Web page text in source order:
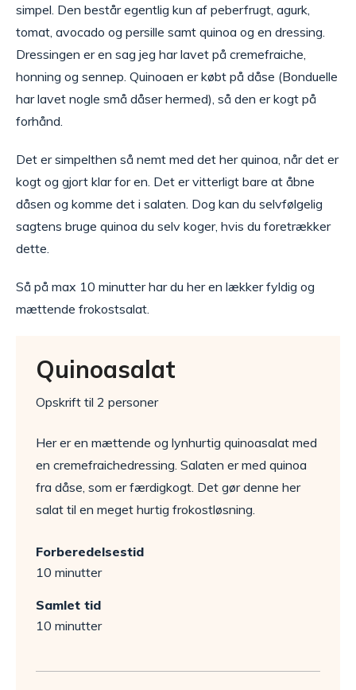
simpel. Den består egentlig kun af peberfrugt, agurk,
tomat, avocado og persille samt quinoa og en dressing.
Dressingen er en sag jeg har lavet på cremefraiche,
honning og sennep. Quinoaen er købt på dåse (Bonduelle
har lavet nogle små dåser hermed), så den er kogt på
forhånd.
Det er simpelthen så nemt med det her quinoa, når det er
kogt og gjort klar for en. Det er vitterligt bare at åbne
dåsen og komme det i salaten. Dog kan du selvfølgelig
sagtens bruge quinoa du selv koger, hvis du foretrækker
dette.
Så på max 10 minutter har du her en lækker fyldig og
mættende frokostsalat.
Quinoasalat
Opskrift til 2 personer
Her er en mættende og lynhurtig quinoasalat med
en cremefraichedressing. Salaten er med quinoa
fra dåse, som er færdigkogt. Det gør denne her
salat til en meget hurtig frokostløsning.
Forberedelsestid
10 minutter
Samlet tid
10 minutter